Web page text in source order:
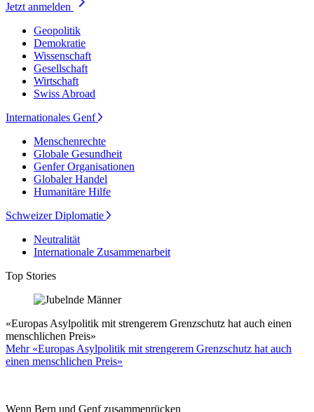
Jetzt anmelden
Geopolitik
Demokratie
Wissenschaft
Gesellschaft
Wirtschaft
Swiss Abroad
Internationales Genf
Menschenrechte
Globale Gesundheit
Genfer Organisationen
Globaler Handel
Humanitäre Hilfe
Schweizer Diplomatie
Neutralität
Internationale Zusammenarbeit
Top Stories
«Europas Asylpolitik mit strengerem Grenzschutz hat auch einen
menschlichen Preis»
Mehr «Europas Asylpolitik mit strengerem Grenzschutz hat auch
einen menschlichen Preis»
Wenn Bern und Genf zusammenrücken